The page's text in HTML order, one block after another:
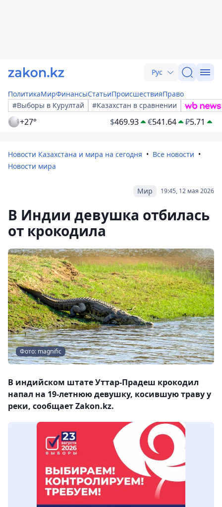
Рус
ПолитикаМирФинансыСтатьиПроисшествияПраво
#Выборы в Курултай
#Казахстан в сравнении
+27° $469.93 €541.64 ₽5.71
Новости Казахстана и мира на сегодня
Все новости
Новости мира
19:45, 12 мая 2026
Мир
В Индии девушка отбилась
от крокодила
Фото: magnific
В индийском штате Уттар-Прадеш крокодил
напал на 19-летнюю девушку, косившую траву у
реки, сообщает Zakon.kz.